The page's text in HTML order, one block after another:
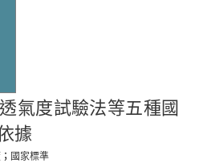
氣度試驗法等五種國
據
； 國家標準